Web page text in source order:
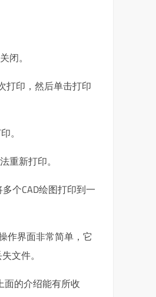
闭。
打印，然后单击打印
。
重新打印。
个CAD绘图打印到一
作界面非常简单，它
文件。
面的介绍能有所收